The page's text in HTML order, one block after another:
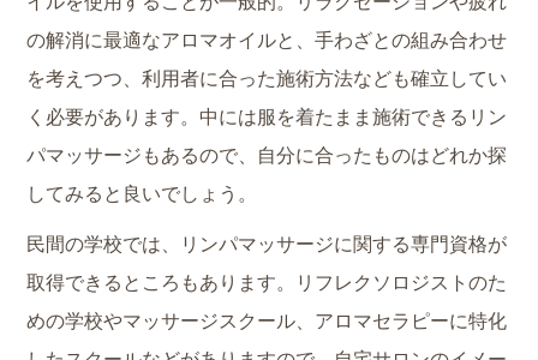
の解消に最適なアロマオイルと、手わざとの組み合わせ
を考えつつ、利用者に合った施術方法なども確立してい
く必要があります。中には服を着たまま施術できるリン
パマッサージもあるので、自分に合ったものはどれか探
してみると良いでしょう。
民間の学校では、リンパマッサージに関する専門資格が
取得できるところもあります。リフレクソロジストのた
めの学校やマッサージスクール、アロマセラピーに特化